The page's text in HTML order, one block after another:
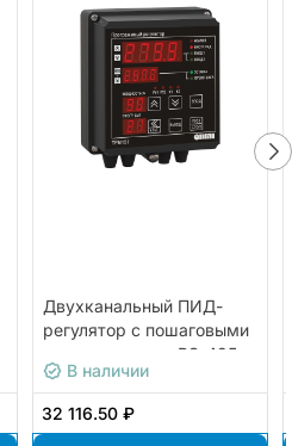
Двухканальный ПИД-
регулятор с пошаговыми
программами и RS-485
ОВЕН ТРМ151-Н.КК.06
В наличии
32 116.50 ₽